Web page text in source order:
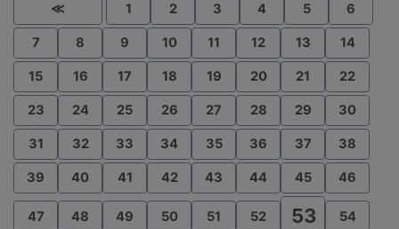
≪ 1 2 3 4 5 6
7 8 9 10 11 12 13 14
15 16 17 18 19 20 21 22
23 24 25 26 27 28 29 30
31 32 33 34 35 36 37 38
39 40 41 42 43 44 45 46
47 48 49 50 51 52 53 54